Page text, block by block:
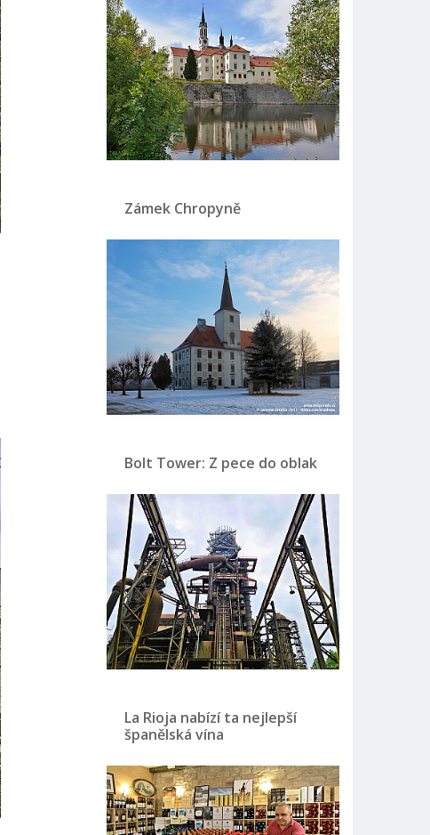
Zámek Chropyně
Bolt Tower: Z pece do oblak
La Rioja nabízí ta nejlepší
španělská vína